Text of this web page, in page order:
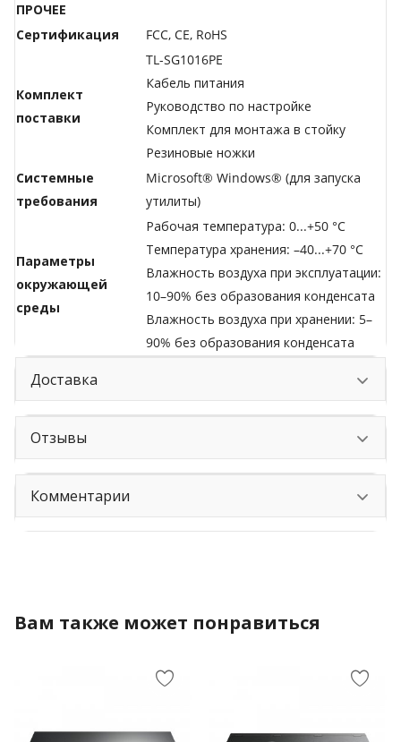
ПРОЧЕЕ
Сертификация
FCC, CE, RoHS
Комплект
поставки
TL-SG1016PE
Кабель питания
Руководство по настройке
Комплект для монтажа в стойку
Резиновые ножки
Системные
требования
Microsoft® Windows® (для запуска
утилиты)
Параметры
окружающей
среды
Рабочая температура: 0...+50 °C
Температура хранения: –40...+70 °C
Влажность воздуха при эксплуатации:
10–90% без образования конденсата
Влажность воздуха при хранении: 5–
90% без образования конденсата
Доставка
Отзывы
Комментарии
Вам также может понравиться